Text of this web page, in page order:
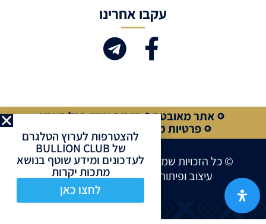
עקבו אחרינו
אתר מאובטח
שירות אישי בכל הארץ
פרטיות מלאה
קנייה מאובטחת
עיצוב ופיתוח אתרים ע”יSite Market
© כל הזכויות שמורות לחברת BULLION CLUB
להצטרפות לערוץ הטלגרם
של BULLION CLUB
לעדכונים ומידע שוטף בנושא
מתכות יקרות
לחצו כאן